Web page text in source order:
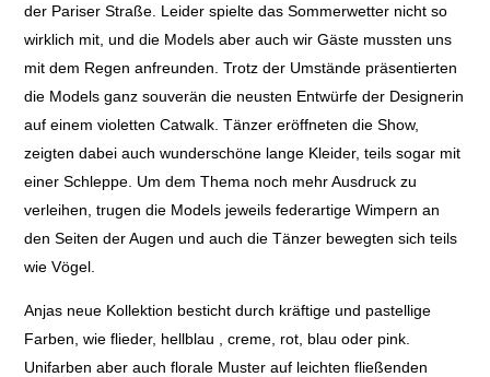
der Pariser Straße. Leider spielte das Sommerwetter nicht so
wirklich mit, und die Models aber auch wir Gäste mussten uns
mit dem Regen anfreunden. Trotz der Umstände präsentierten
die Models ganz souverän die neusten Entwürfe der Designerin
auf einem violetten Catwalk. Tänzer eröffneten die Show,
zeigten dabei auch wunderschöne lange Kleider, teils sogar mit
einer Schleppe. Um dem Thema noch mehr Ausdruck zu
verleihen, trugen die Models jeweils federartige Wimpern an
den Seiten der Augen und auch die Tänzer bewegten sich teils
wie Vögel.
Anjas neue Kollektion besticht durch kräftige und pastellige
Farben, wie flieder, hellblau , creme, rot, blau oder pink.
Unifarben aber auch florale Muster auf leichten fließenden